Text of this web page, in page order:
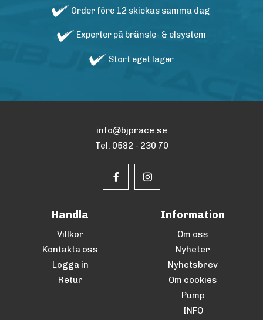
Order före 12 skickas samma dag
Experter på bränsle- & elsystem
Stort eget lager
info@bjprace.se
Tel. 0582 - 230 70
Handla
Villkor
Kontakta oss
Logga in
Retur
Information
Om oss
Nyheter
Nyhetsbrev
Om cookies
Pump
INFO